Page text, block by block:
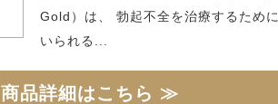
Gold）は、 勃起不全を治療するため
いられる...
商品詳細はこちら ≫